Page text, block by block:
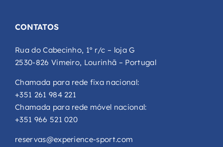
CONTATOS
Rua do Cabecinho, 1º r/c – loja G
2530-826 Vimeiro, Lourinhã – Portugal
Chamada para rede fixa nacional:
+351 261 984 221
Chamada para rede móvel nacional:
+351 966 521 020
reservas@experience-sport.com